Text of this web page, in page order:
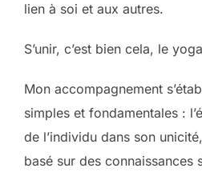
lien à soi et aux autres.
S’unir, c’est bien cela, le
Mon accompagnement
simples et fondamentales :
de l’individu dans son
basé sur des connaissances